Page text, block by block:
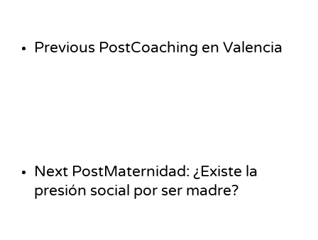
Previous PostCoaching en Valencia
Next PostMaternidad: ¿Existe la
presión social por ser madre?